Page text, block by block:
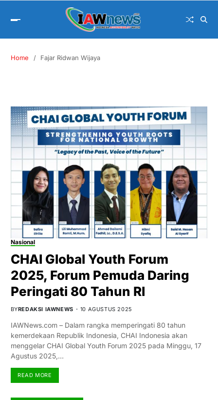
Home Fajar Ridwan Wijaya
Nasional
CHAI Global Youth Forum
2025, Forum Pemuda Daring
Peringati 80 Tahun RI
BYREDAKSI IAWNEWS 10 AGUSTUS 2025
IAWNews.com – Dalam rangka memperingati 80 tahun
kemerdekaan Republik Indonesia, CHAI Indonesia akan
menggelar CHAI Global Youth Forum 2025 pada Minggu, 17
Agustus 2025,…
READ MORE